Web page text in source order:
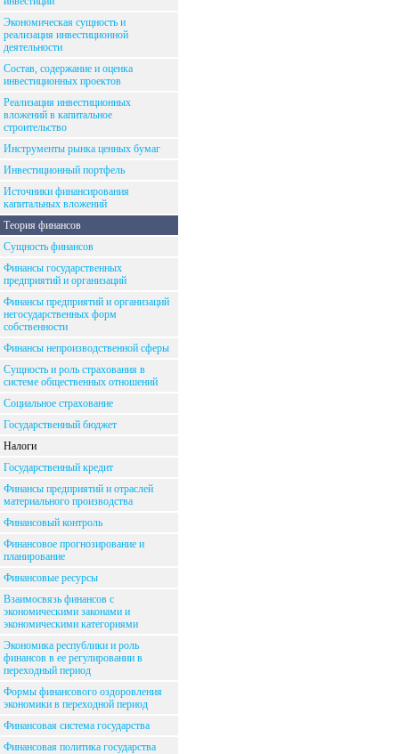
Экономическая сущность и
реализация инвестиционной
деятельности
Состав, содержание и оценка
инвестиционных проектов
Реализация инвестиционных
вложений в капитальное
строительство
Инструменты рынка ценных бумаг
Инвестиционный портфель
Источники финансирования
капитальных вложений
Теория финансов
Сущность финансов
Финансы государственных
предприятий и организаций
Финансы предприятий и организаций
негосударственных форм
собственности
Финансы непроизводственной сферы
Сущность и роль страхования в
системе общественных отношений
Социальное страхование
Государственный бюджет
Налоги
Государственный кредит
Финансы предприятий и отраслей
материального производства
Финансовый контроль
Финансовое прогнозирование и
планирование
Финансовые ресурсы
Взаимосвязь финансов с
экономическими законами и
экономическими категориями
Экономика республики и роль
финансов в ее регулировании в
переходный период
Формы финансового оздоровления
экономики в переходной период
Финансовая система государства
Финансовая политика государства